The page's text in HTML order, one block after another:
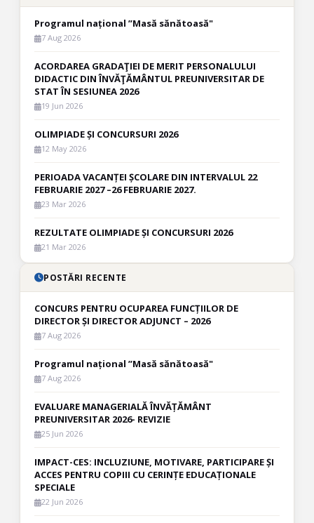
Programul național ”Masă sănătoasă"
7 Aug 2026
ACORDAREA GRADAŢIEI DE MERIT PERSONALULUI
DIDACTIC DIN ÎNVĂŢĂMÂNTUL PREUNIVERSITAR DE
STAT ÎN SESIUNEA 2026
19 Jun 2026
OLIMPIADE ȘI CONCURSURI 2026
12 May 2026
PERIOADA VACANȚEI ȘCOLARE DIN INTERVALUL 22
FEBRUARIE 2027 –26 FEBRUARIE 2027.
23 Mar 2026
REZULTATE OLIMPIADE ȘI CONCURSURI 2026
21 Mar 2026
POSTĂRI RECENTE
CONCURS PENTRU OCUPAREA FUNCȚIILOR DE
DIRECTOR ȘI DIRECTOR ADJUNCT – 2026
7 Aug 2026
Programul național ”Masă sănătoasă"
7 Aug 2026
EVALUARE MANAGERIALĂ ÎNVĂȚĂMÂNT
PREUNIVERSITAR 2026- REVIZIE
25 Jun 2026
IMPACT-CES: INCLUZIUNE, MOTIVARE, PARTICIPARE ȘI
ACCES PENTRU COPIII CU CERINȚE EDUCAȚIONALE
SPECIALE
22 Jun 2026